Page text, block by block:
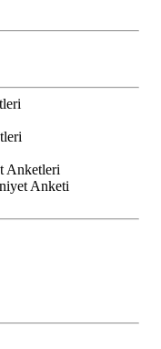
Anketleri
Anketi